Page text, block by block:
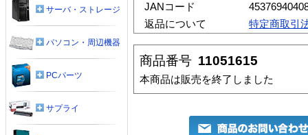
JANコード
返品について
特定商取引
商品番号 11051615
本商品は販売を終了しました
サーバ・ストレージ
パソコン・周辺機器
PCパーツ
サプライ